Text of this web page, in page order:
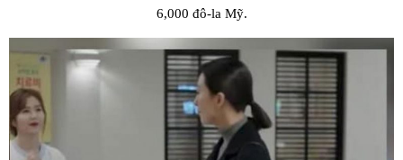
6,000 đô-la Mỹ.